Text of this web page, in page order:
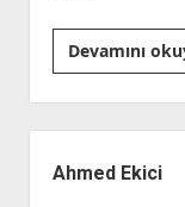
Devamını
Menü
Ahmed Ekici